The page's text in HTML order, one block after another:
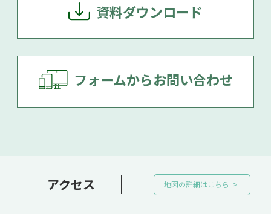
資料ダウンロード
フォームからお問い合わせ
アクセス 地図の詳細はこちら